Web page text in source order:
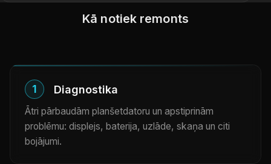
Kā notiek remonts
1 Diagnostika
Ātri pārbaudām planšetdatoru un apstiprinām
problēmu: displejs, baterija, uzlāde, skaņa un citi
bojājumi.